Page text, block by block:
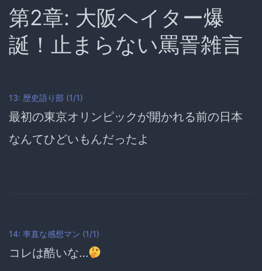
第2章: 大阪ヘイター爆
誕！止まらない罵詈雑言
13: 歴史語り部 (1/1)
最初の東京オリンピックが開かれる前の日本
なんてひどいもんだったよ
14: 率直な感想マン (1/1)
コレは酷いな…